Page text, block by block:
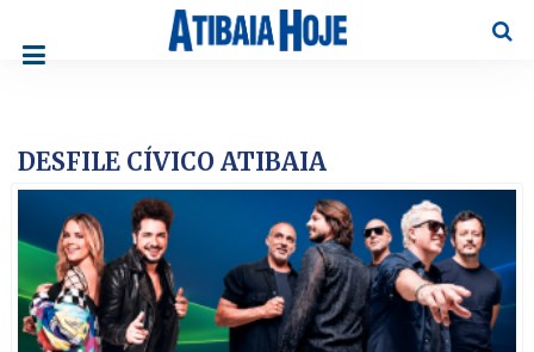
DESFILE CÍVICO ATIBAIA